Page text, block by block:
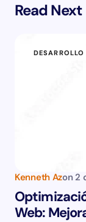
Read Next
DESARROLLO
Kenneth Azon 2
Web: